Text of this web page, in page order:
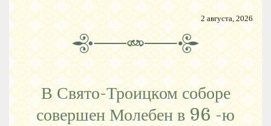
2 августа, 2026
В Свято-Троицком соборе
совершен Молебен в 96 -ю